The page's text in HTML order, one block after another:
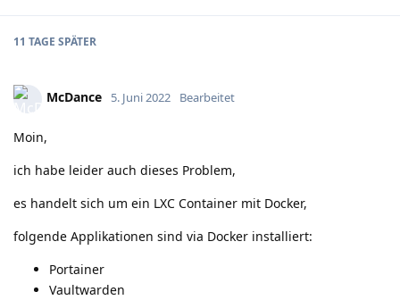
11 TAGE SPÄTER
McDance 5. Juni 2022 Bearbeitet
Moin,
ich habe leider auch dieses Problem,
es handelt sich um ein LXC Container mit Docker,
folgende Applikationen sind via Docker installiert:
Portainer
Vaultwarden